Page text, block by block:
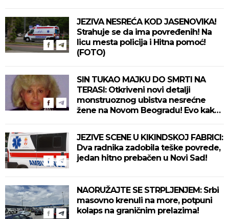
JEZIVA NESREĆA KOD JASENOVIKA!
Strahuje se da ima povređenih! Na
licu mesta policija i Hitna pomoć!
(FOTO)
SIN TUKAO MAJKU DO SMRTI NA
TERASI: Otkriveni novi detalji
monstruoznog ubistva nesrećne
žene na Novom Beogradu! Evo kako
JEZIVE SCENE U KIKINDSKOJ FABRICI:
Dva radnika zadobila teške povrede,
jedan hitno prebačen u Novi Sad!
NAORUŽAJTE SE STRPLJENJEM: Srbi
masovno krenuli na more, potpuni
kolaps na graničnim prelazima!